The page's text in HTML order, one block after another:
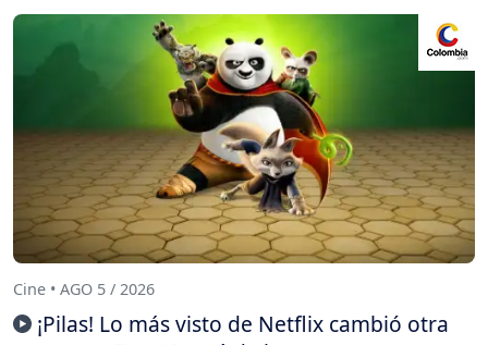
Cine • AGO 5 / 2026
¡Pilas! Lo más visto de Netflix cambió otra